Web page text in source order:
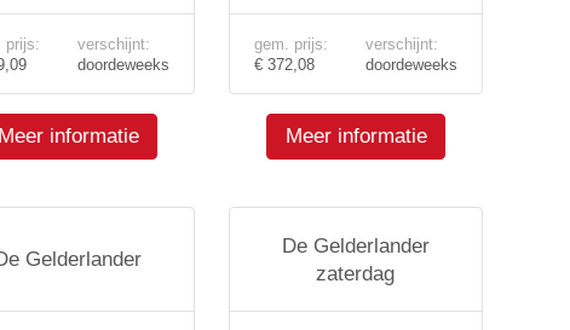
prijs:
verschijnt:
doordeweeks
Meer informatie
gem. prijs:
€ 372,08
verschijnt:
doordeweeks
Meer informatie
Gelderlander
De Gelderlander
zaterdag